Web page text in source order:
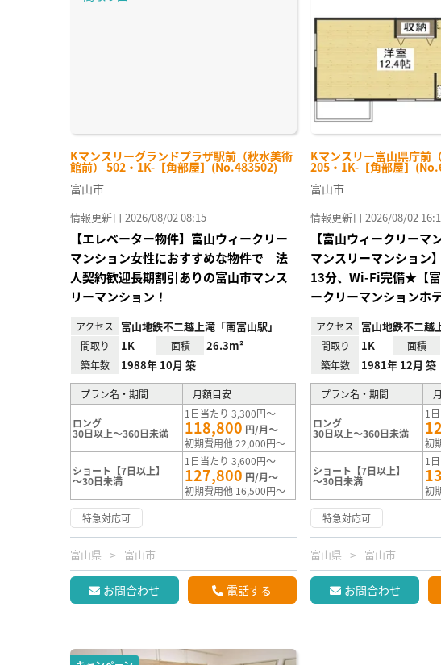
Kマンスリーグランドプラザ駅前（秋水美術
館前） 502・1K-【角部屋】(No.483502)
富山市
情報更新日 2026/08/02 08:15
【エレベーター物件】富山ウィークリー
マンション女性におすすめな物件で 法
人契約歓迎長期割引ありの富山市マンス
リーマンション！
アクセス 富山地鉄不二越上滝「南富山駅」
間取り 1K 面積 26.3m²
築年数 1988年 10月 築
プラン名・期間 月額目安
ロング
30日以上～360日未満
1日当たり 3,300円～
118,800 円/月～
初期費用他 22,000円～
ショート【7日以上】
～30日未満
1日当たり 3,600円～
127,800 円/月～
初期費用他 16,500円～
特急対応可
富山県 富山市
お問合わせ 電話する
Kマンスリー富山県庁前
205・1K-【角部屋】
富山市
情報更新日 2026/08/02
【富山ウィークリーマ
マンスリーマンション
13分、Wi-Fi完備★【富
ークリーマンションホテ
アクセス 富山地鉄不二越
間取り 1K 面積
築年数 1981年 12月 築
プラン名・期間
ロング
30日以上～360日未満
1
初
ショート【7日以上】
～30日未満
1
初
特急対応可
富山県 富山市
お問合わせ